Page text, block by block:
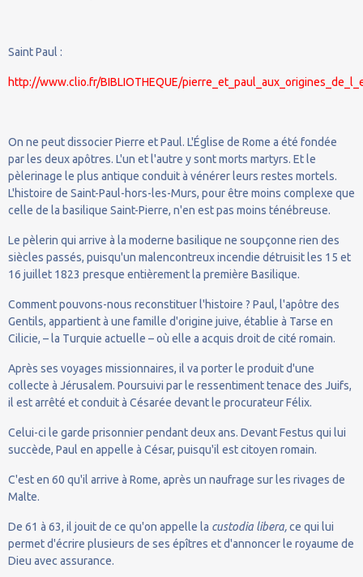
Saint Paul :
http://www.clio.fr/BIBLIOTHEQUE/
On ne peut dissocier Pierre et Paul. L'Église de Rome a été fondée
par les deux apôtres. L'un et l'autre y sont morts martyrs. Et le
pèlerinage le plus antique conduit à vénérer leurs restes mortels.
L'histoire de Saint-Paul-hors-les-Murs, pour être moins complexe que
celle de la basilique Saint-Pierre, n'en est pas moins ténébreuse.
Le pèlerin qui arrive à la moderne basilique ne soupçonne rien des
siècles passés, puisqu'un malencontreux incendie détruisit les 15 et
16 juillet 1823 presque entièrement la première Basilique.
Comment pouvons-nous reconstituer l'histoire ? Paul, l'apôtre des
Gentils, appartient à une famille d'origine juive, établie à Tarse en
Cilicie, – la Turquie actuelle – où elle a acquis droit de cité romain.
Après ses voyages missionnaires, il va porter le produit d'une
collecte à Jérusalem. Poursuivi par le ressentiment tenace des Juifs,
il est arrêté et conduit à Césarée devant le procurateur Félix.
Celui-ci le garde prisonnier pendant deux ans. Devant Festus qui lui
succède, Paul en appelle à César, puisqu'il est citoyen romain.
C'est en 60 qu'il arrive à Rome, après un naufrage sur les rivages de
Malte.
De 61 à 63, il jouit de ce qu'on appelle la custodia libera,ce qui lui
permet d'écrire plusieurs de ses épîtres et d'annoncer le royaume de
Dieu avec assurance.